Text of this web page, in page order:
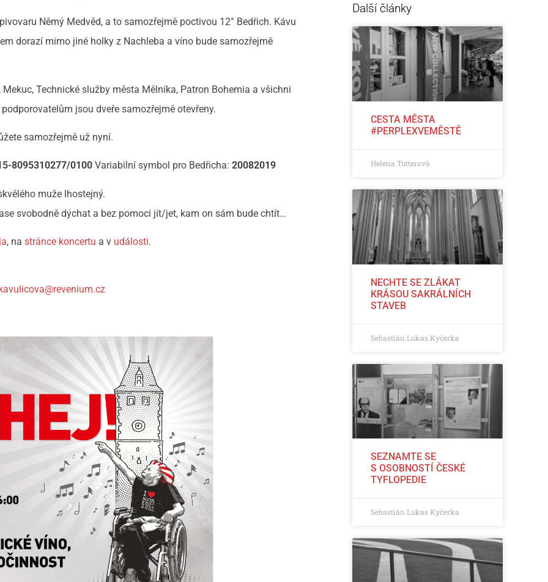
Němý Medvěd, a to samozřejmě poctivou 12° Bedřich. Kávu
dorazí mimo jiné holky z Nachleba a víno bude samozřejmě
Technické služby města Mělníka, Patron Bohemia a všichni
jsou dveře samozřejmě otevřeny.
samozřejmě už nyní.
8095310277/0100 Variabilní symbol pro Bedřicha:20082019
muže lhostejný.
svobodně dýchat a bez pomoci jít/jet, kam on sám bude chtít…
, nastránce koncertu a v události.
Další články
CESTA MĚSTA
#PERPLEXVEMĚSTĚ
Helena Tutterová
NECHTE SE ZLÁKAT
KRÁSOU SAKRÁLNÍCH
STAVEB
Sebastián Lukas Kyčerka
SEZNAMTE SE
S OSOBNOSTÍ ČESKÉ
TYFLOPEDIE
Sebastián Lukas Kyčerka